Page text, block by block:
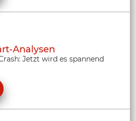
Analysen
Jetzt wird es spannend